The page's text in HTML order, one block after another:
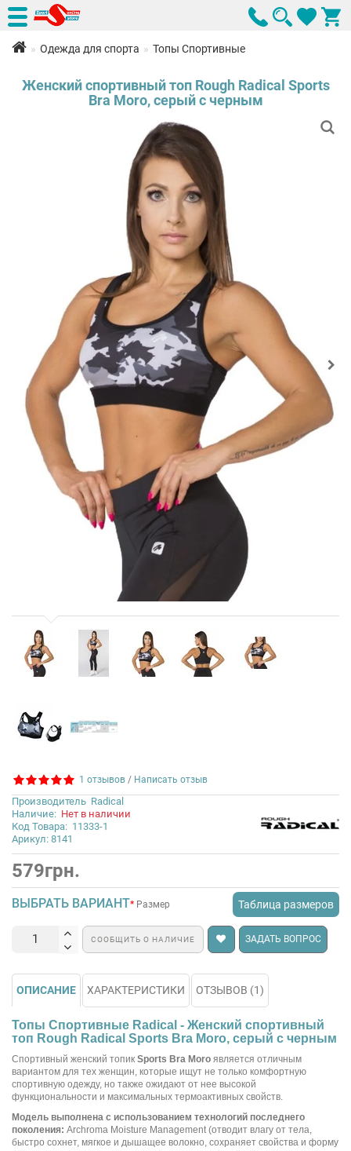
Одежда для спорта Топы Cпортивные
Женский спортивный топ Rough Radical Sports
Bra Moro, серый с черным
1 отзывов / Написать отзыв
Производитель Radical
Наличие: Нет в наличии
Код Товара: 11333-1
Арикул: 8141
579грн.
ВЫБРАТЬ ВАРИАНТ Таблица размеров
Размер
СООБЩИТЬ О НАЛИЧИЕ ЗАДАТЬ ВОПРОС
ОПИСАНИЕ ХАРАКТЕРИСТИКИ ОТЗЫВОВ (1)
Топы Cпортивные Radical - Женский спортивный
топ Rough Radical Sports Bra Moro, серый с черным
Спортивный женский топик Sports Bra Moro является отличным
вариантом для тех женщин, которые ищут не только комфортную
спортивную одежду, но также ожидают от нее высокой
функциональности и максимальных термоактивных свойств.
Модель выполнена с использованием технологий последнего
поколения: Archroma Moisture Management (отводит влагу от тела,
быстро сохнет, мягкое и дышащее волокно, сохраняет свойства и форму